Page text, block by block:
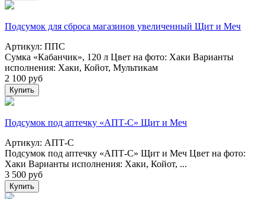
Подсумок для сброса магазинов увеличенный Щит и Меч
Артикул: ППС
Сумка «Кабанчик», 120 л Цвет на фото: Хаки Варианты
исполнения: Хаки, Койот, Мультикам
2 100 руб
Купить
Подсумок под аптечку «АПТ-С» Щит и Меч
Артикул: АПТ-С
Подсумок под аптечку «АПТ-С» Щит и Меч Цвет на фото:
Хаки Варианты исполнения: Хаки, Койот, ...
3 500 руб
Купить